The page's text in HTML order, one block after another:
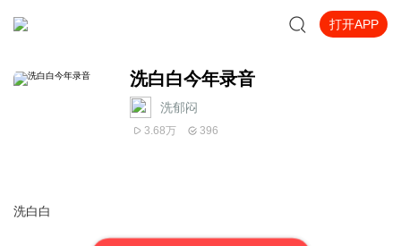
打开APP
洗白白今年录音
洗郁闷
3.68万 396
洗白白